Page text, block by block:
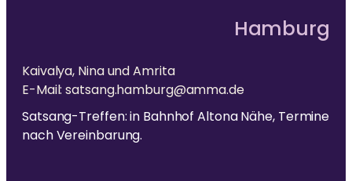
Hamburg
Kaivalya, Nina und Amrita
E-Mail: satsang.hamburg@amma.de
Satsang-Treffen: in Bahnhof Altona Nähe, Termine
nach Vereinbarung.